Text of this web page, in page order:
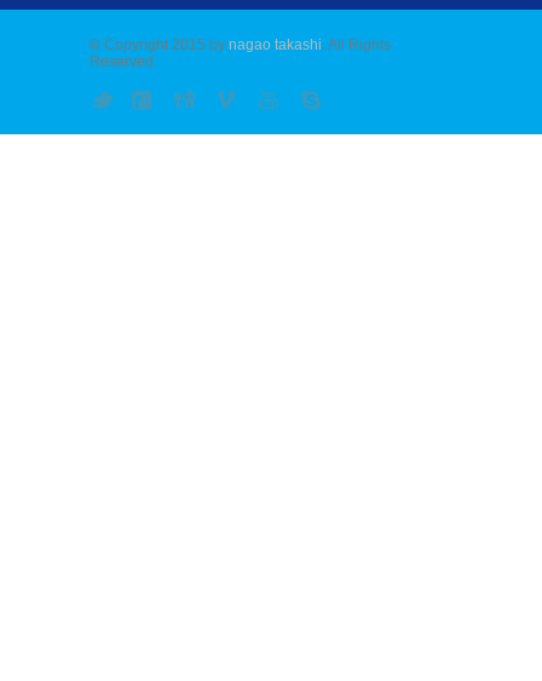
© Copyright 2015 by nagao takashi. All Rights
Reserved.